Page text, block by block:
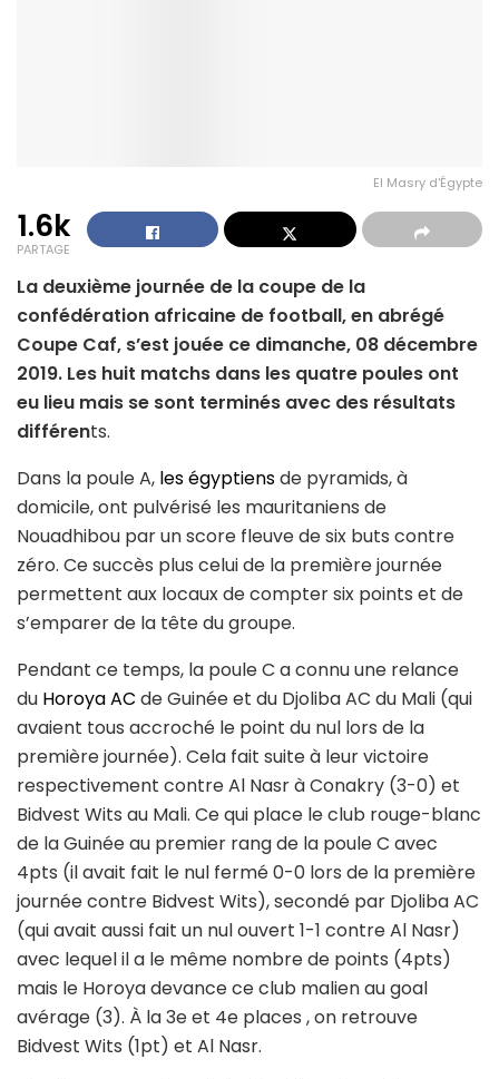
El Masry d'Égypte
1.6k
PARTAGE
La deuxième journée de la coupe de la
confédération africaine de football, en abrégé
Coupe Caf, s’est jouée ce dimanche, 08 décembre
2019. Les huit matchs dans les quatre poules ont
eu lieu mais se sont terminés avec des résultats
différents.
Dans la poule A, les égyptiensde pyramids, à
domicile, ont pulvérisé les mauritaniens de
Nouadhibou par un score fleuve de six buts contre
zéro. Ce succès plus celui de la première journée
permettent aux locaux de compter six points et de
s’emparer de la tête du groupe.
Pendant ce temps, la poule C a connu une relance
du Horoya AC de Guinée et du Djoliba AC du Mali (qui
avaient tous accroché le point du nul lors de la
première journée). Cela fait suite à leur victoire
respectivement contre Al Nasr à Conakry (3-0) et
Bidvest Wits au Mali. Ce qui place le club rouge-blanc
de la Guinée au premier rang de la poule C avec
4pts (il avait fait le nul fermé 0-0 lors de la première
journée contre Bidvest Wits), secondé par Djoliba AC
(qui avait aussi fait un nul ouvert 1-1 contre Al Nasr)
avec lequel il a le même nombre de points (4pts)
mais le Horoya devance ce club malien au goal
avérage (3). À la 3e et 4e places , on retrouve
Bidvest Wits (1pt) et Al Nasr.